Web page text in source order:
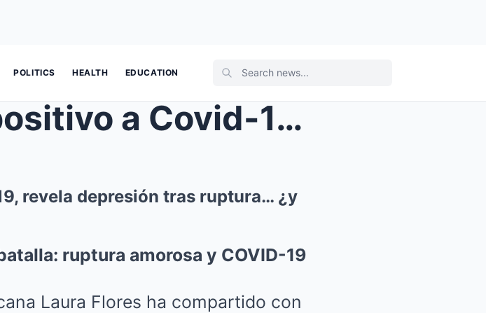
POLITICS HEALTH EDUCATION
Laura Flores da positivo a Covid-19, revela depres...
revela depresión tras ruptura… ¿y
ruptura amorosa y COVID-19
Laura Flores ha compartido con